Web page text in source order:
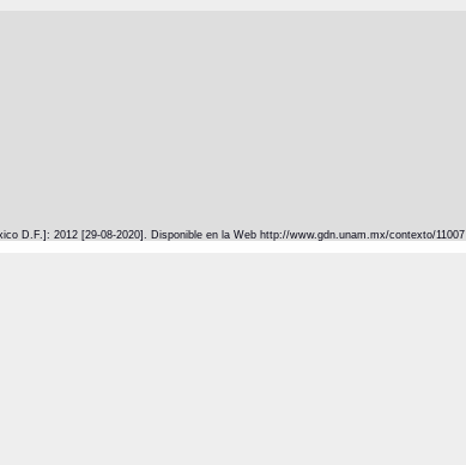
D.F.]: 2012 [29-08-2020]. Disponible en la Web http://www.gdn.unam.mx/contexto/11007